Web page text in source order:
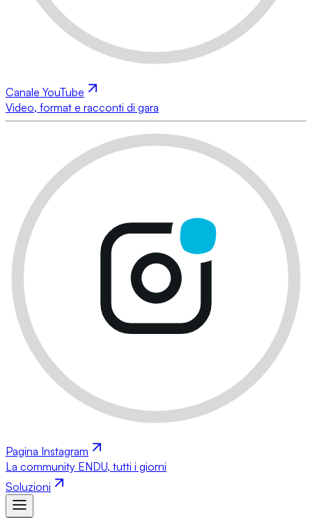
Canale YouTube
Video, format e racconti di gara
Pagina Instagram
La community ENDU, tutti i giorni
Soluzioni